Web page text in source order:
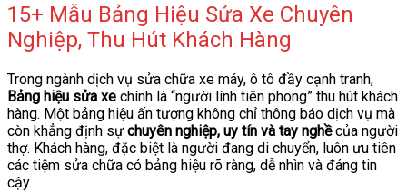
15+ Mẫu Bảng Hiệu Sửa Xe Chuyên
Nghiệp, Thu Hút Khách Hàng
Trong ngành dịch vụ sửa chữa xe máy, ô tô đầy cạnh tranh,
Bảng hiệu sửa xe chính là “người lính tiên phong” thu hút khách
hàng. Một bảng hiệu ấn tượng không chỉ thông báo dịch vụ mà
còn khẳng định sự chuyên nghiệp, uy tín và tay nghềcủa người
thợ. Khách hàng, đặc biệt là người đang di chuyển, luôn ưu tiên
các tiệm sửa chữa có bảng hiệu rõ ràng, dễ nhìn và đáng tin
cậy.